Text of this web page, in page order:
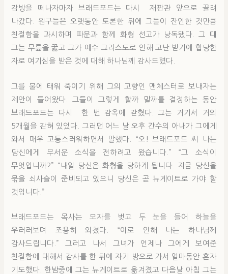
감방을 떠나자마자 브래드포드는 다시 재판관 앞으로 끌려
나갔다. 원구들은 오랫동안 토론한 뒤에 그들이 잔인한 것만큼
친절함을 과시하며 파문과 함께 화형 선고가 낭독됐다. 그 때
그는 무릎을 꿇고 그가 예수 그리스도로 인해 고난 받기에 합당한
자로 여기심을 받은 것에 대해 하나님께 감사드렸다.
그를 불에 태워 죽이기 위해 그의 고향인 맨체스터로 보내자는
제안이 들어왔다. 그들이 그렇게 할까 말까를 결정하는 동안
브래드포드는 다시 한 번 감옥에 갇혔다. 그는 거기서 거의
5개월을 갇혀 있었다. 그러던 어느 날 오후 간수의 아내가 그에게
와서 매우 고통스러워하면서 말했다. “오! 브래드포드 씨 나는
당신에게 무서운 소식을 전하려고 왔습니다.” “그 소식이
무엇입니까?” “내일 당신은 화형을 당하게 됩니다. 지금 당신을
묶을 쇠사슬이 준비되고 있으니 당신은 곧 뉴게이트로 가야 할
것입니다.”
브래드포드는 목사는 모자를 벗고 두 눈을 들어 하늘을
우러러보며 조용히 외쳤다. “이로 인해 나는 하나님께
감사드립니다.” 그러고 나서 그녀가 언제나 그에게 보여준
친절함에 대해서 감사를 한 뒤에 자기 방으로 가서 얼마동안 혼자
기도했다. 한밤중에 그는 뉴게이트로 옮겨졌고 다음날 아침 그는